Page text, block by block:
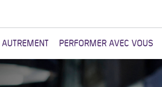
PERFORMER AVEC VOUS